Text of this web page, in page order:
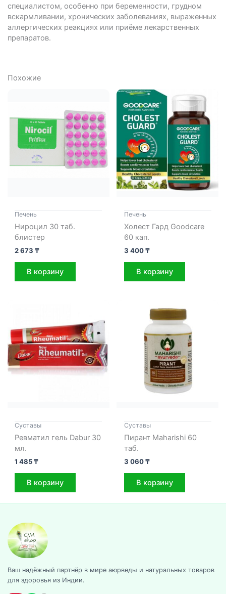
специалистом, особенно при беременности, грудном
вскармливании, хронических заболеваниях, выраженных
аллергических реакциях или приёме лекарственных
препаратов.
Похожие
Печень
Нироцил 30 таб.
блистер
2 673₸
В корзину
Печень
Холест Гард Goodcare
60 кап.
3 400₸
В корзину
Cуставы
Ревматил гель Dabur 30
мл.
1 485₸
В корзину
Cуставы
Пирант Maharishi 60
таб.
3 060₸
В корзину
Ваш надёжный партнёр в мире аюрведы и натуральных товаров
для здоровья из Индии.